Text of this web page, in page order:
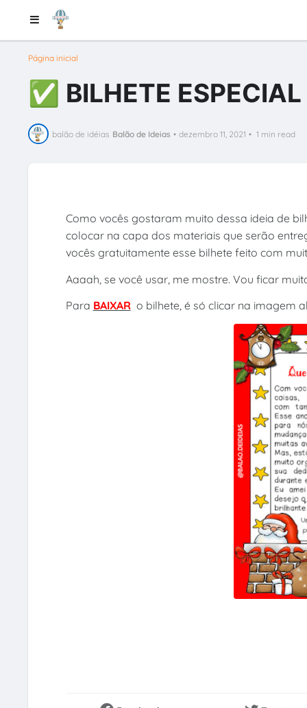
Página inicial
✅ BILHETE
balão de idéias Balão de Ideias • dezembro 11, 2021 • 1 min read
Como vocês gostaram muito dessa ideia de
colocar na capa dos materiais que serão
vocês gratuitamente esse bilhete feito com
Aaaah, se você usar, me mostre. Vou ficar
Para BAIXARo bilhete, é só clicar na imagem